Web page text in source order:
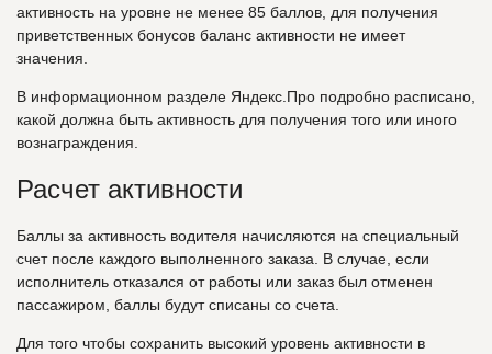
активность на уровне не менее 85 баллов, для получения
приветственных бонусов баланс активности не имеет
значения.
В информационном разделе Яндекс.Про подробно расписано,
какой должна быть активность для получения того или иного
вознаграждения.
Расчет активности
Баллы за активность водителя начисляются на специальный
счет после каждого выполненного заказа. В случае, если
исполнитель отказался от работы или заказ был отменен
пассажиром, баллы будут списаны со счета.
Для того чтобы сохранить высокий уровень активности в